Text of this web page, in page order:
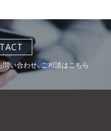
い合わせ、ご相談はこちら